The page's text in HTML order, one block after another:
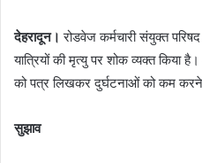
देहरादून। रोडवेज कर्मचारी संयुक्त
यात्रियों की मृत्यु पर शोक व्यक्त किया
को पत्र लिखकर दुर्घटनाओं को कम
सुझाव